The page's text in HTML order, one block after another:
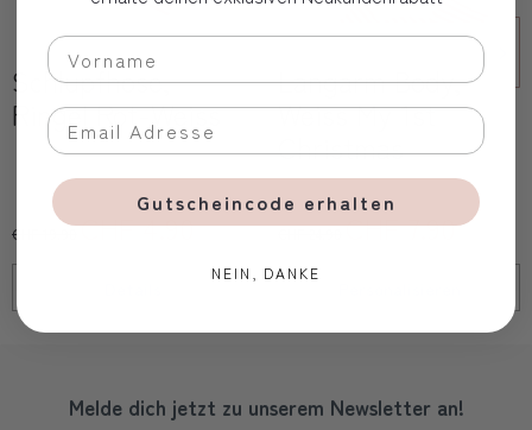
Schlupfhose,
Ringel Rot-Weiss
CHF 19.90 CHF 4.90
Langarm Body,
Weiss My 1st
Christmas
CHF 7.90
Melde dich jetzt zu unserem Newsletter an!
Gutscheincode erhalten
NEIN, DANKE